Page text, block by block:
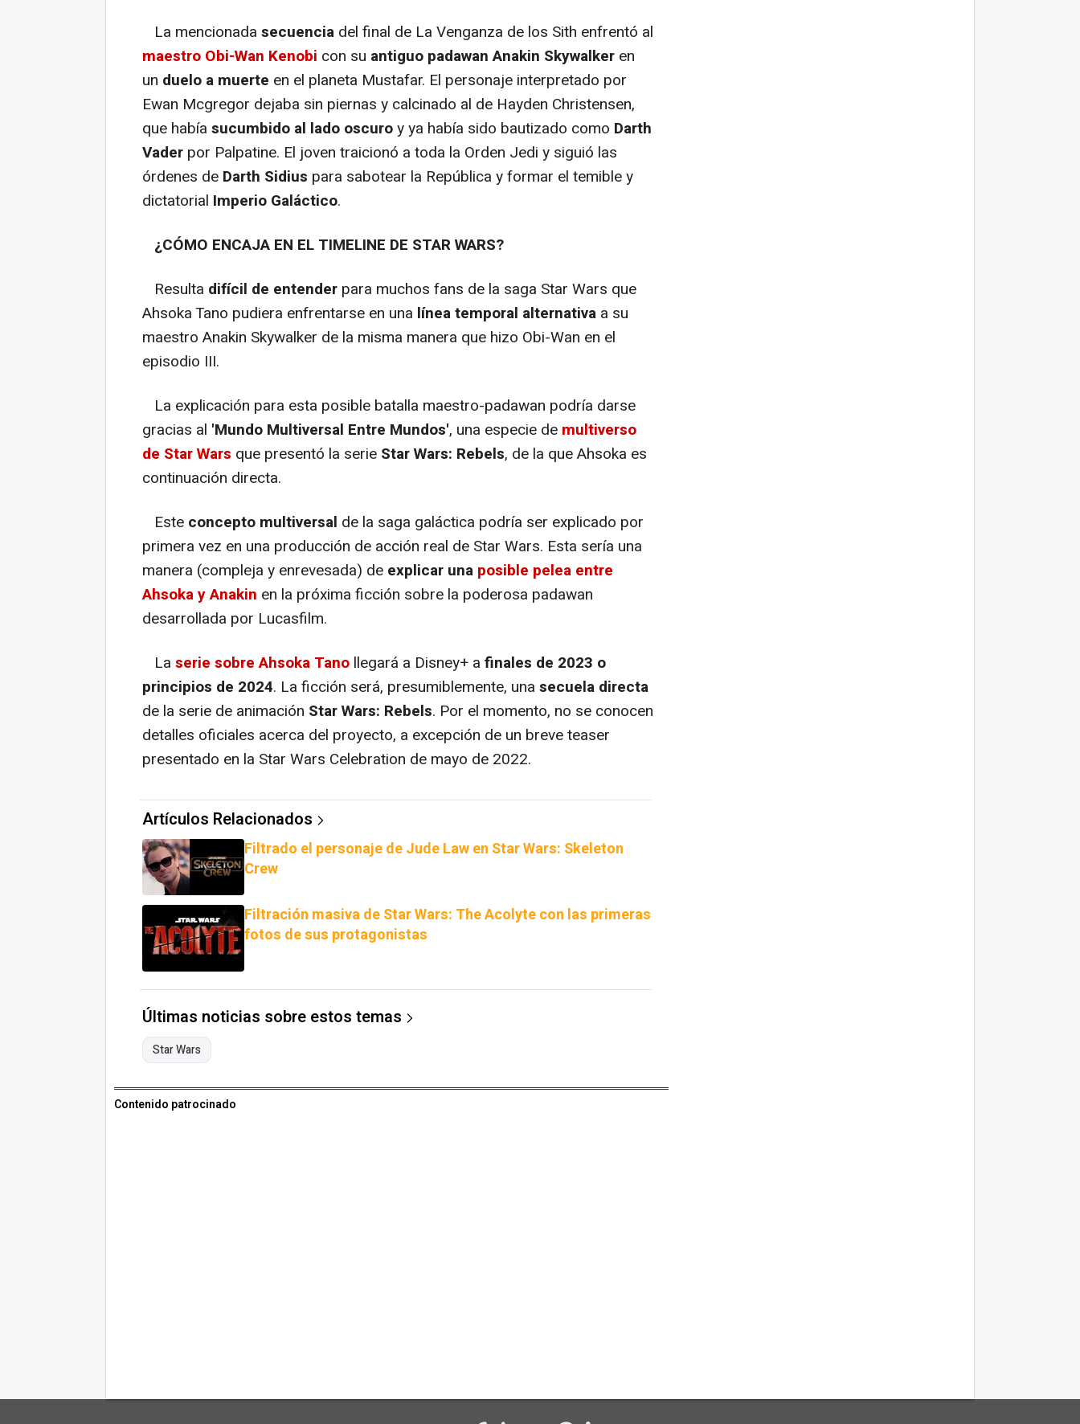
La mencionada secuencia del final de La Venganza de los Sith enfrentó al
maestro Obi-Wan Kenobi con su antiguo padawan Anakin Skywalker en
un duelo a muerte en el planeta Mustafar. El personaje interpretado por
Ewan Mcgregor dejaba sin piernas y calcinado al de Hayden Christensen,
que había sucumbido al lado oscuroy ya había sido bautizado como Darth
Vader por Palpatine. El joven traicionó a toda la Orden Jedi y siguió las
órdenes de Darth Sidius para sabotear la República y formar el temible y
dictatorial Imperio Galáctico.
¿CÓMO ENCAJA EN EL TIMELINE DE STAR WARS?
Resulta difícil de entender para muchos fans de la saga Star Wars que
Ahsoka Tano pudiera enfrentarse en una línea temporal alternativa a su
maestro Anakin Skywalker de la misma manera que hizo Obi-Wan en el
episodio III.
La explicación para esta posible batalla maestro-padawan podría darse
gracias al 'Mundo Multiversal Entre Mundos', una especie de multiverso
de Star Wars que presentó la serie Star Wars: Rebels, de la que Ahsoka es
continuación directa.
Este concepto multiversal de la saga galáctica podría ser explicado por
primera vez en una producción de acción real de Star Wars. Esta sería una
manera (compleja y enrevesada) de explicar una posible pelea entre
Ahsoka y Anakin en la próxima ficción sobre la poderosa padawan
desarrollada por Lucasfilm.
La serie sobre Ahsoka Tano llegará a Disney+ a finales de 2023 o
principios de 2024. La ficción será, presumiblemente, una secuela directa
de la serie de animación Star Wars: Rebels. Por el momento, no se conocen
detalles oficiales acerca del proyecto, a excepción de un breve teaser
presentado en la Star Wars Celebration de mayo de 2022.
Artículos Relacionados
Filtrado el personaje de Jude Law en Star Wars: Skeleton
Crew
Filtración masiva de Star Wars: The Acolyte con las primeras
fotos de sus protagonistas
Últimas noticias sobre estos temas
Star Wars
Contenido patrocinado